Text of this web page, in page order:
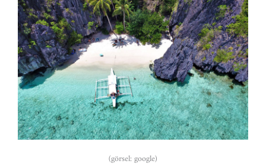
(görsel: google)